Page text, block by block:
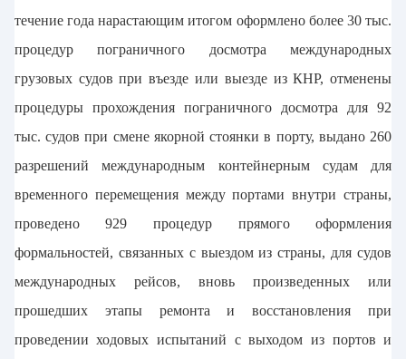
течение года нарастающим итогом оформлено более 30 тыс.
процедур пограничного досмотра международных
грузовых судов при въезде или выезде из КНР, отменены
процедуры прохождения пограничного досмотра для 92
тыс. судов при смене якорной стоянки в порту, выдано 260
разрешений международным контейнерным судам для
временного перемещения между портами внутри страны,
проведено 929 процедур прямого оформления
формальностей, связанных с выездом из страны, для судов
международных рейсов, вновь произведенных или
прошедших этапы ремонта и восстановления при
проведении ходовых испытаний с выходом из портов и